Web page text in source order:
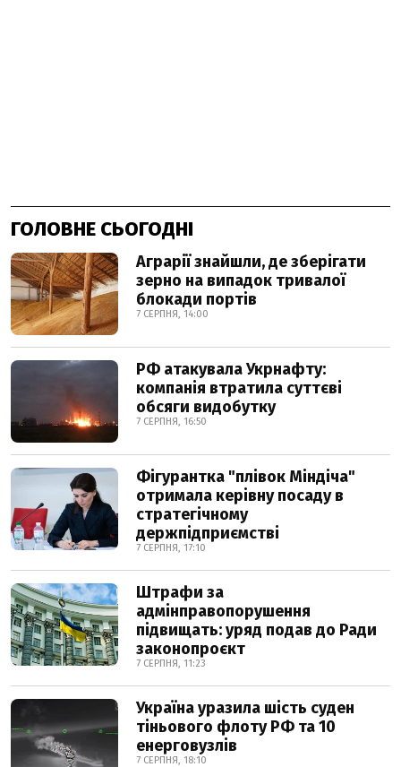
ГОЛОВНЕ СЬОГОДНІ
Аграрії знайшли, де зберігати
зерно на випадок тривалої
блокади портів
7 СЕРПНЯ, 14:00
РФ атакувала Укрнафту:
компанія втратила суттєві
обсяги видобутку
7 СЕРПНЯ, 16:50
Фігурантка "плівок Міндіча"
отримала керівну посаду в
стратегічному
держпідприємстві
7 СЕРПНЯ, 17:10
Штрафи за
адмінправопорушення
підвищать: уряд подав до Ради
законопроєкт
7 СЕРПНЯ, 11:23
Україна уразила шість суден
тіньового флоту РФ та 10
енерговузлів
7 СЕРПНЯ, 18:10